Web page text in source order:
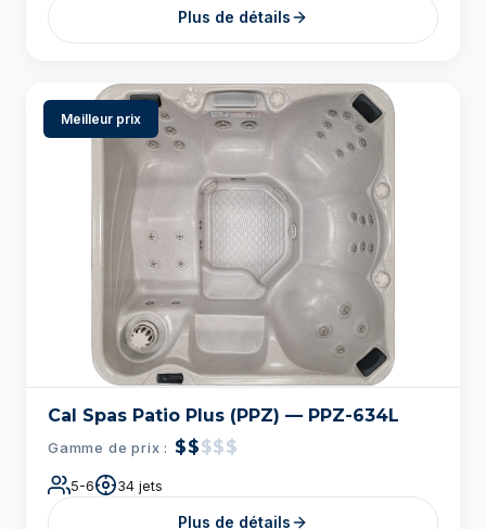
Plus de détails
Meilleur prix
Cal Spas Patio Plus (PPZ) — PPZ-634L
Gamme de prix : $$$$$
5-6 34 jets
Plus de détails